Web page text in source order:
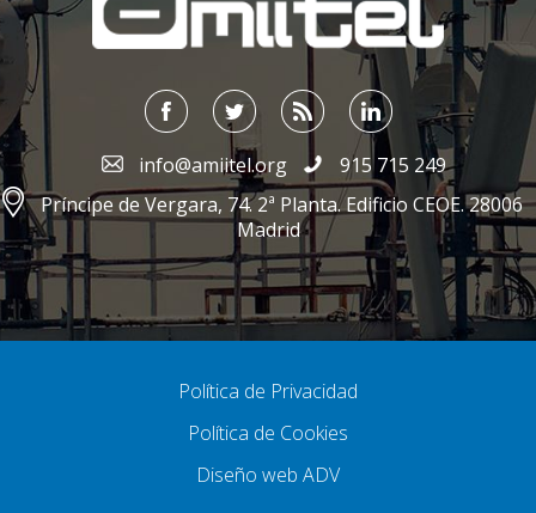
info@amiitel.org
915 715 249
Príncipe de Vergara, 74. 2ª Planta. Edificio CEOE. 28006
Madrid
Política de Privacidad
Política de Cookies
Diseño web ADV